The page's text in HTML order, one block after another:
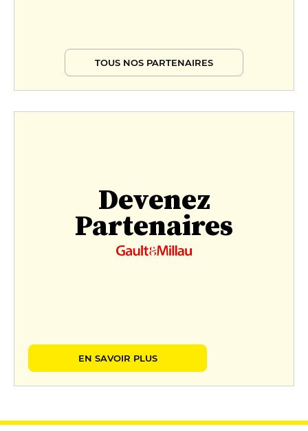
TOUS NOS PARTENAIRES
Devenez
Partenaires
EN SAVOIR PLUS